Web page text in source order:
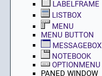
LABELFRAME
LISTBOX
MENU
MENU BUTTON
MESSAGEBOX
NOTEBOOK
OPTIONMENU
PANED WINDOW